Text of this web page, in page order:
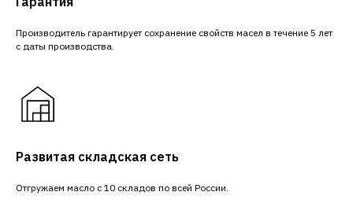
Производитель гарантирует сохранение свойств масел в течение 5 лет
с даты производства.
Развитая складская сеть
Отгружаем масло с 10 складов по всей России.